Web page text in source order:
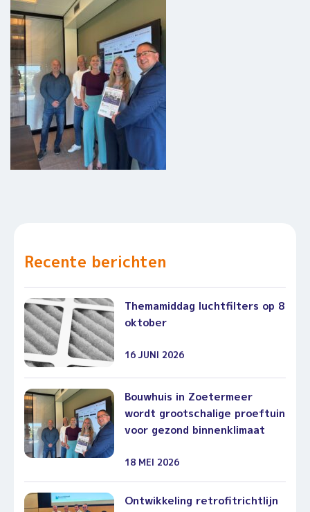
Recente berichten
Themamiddag luchtfilters op 8
oktober
16 JUNI 2026
Bouwhuis in Zoetermeer
wordt grootschalige proeftuin
voor gezond binnenklimaat
18 MEI 2026
Ontwikkeling retrofitrichtlijn